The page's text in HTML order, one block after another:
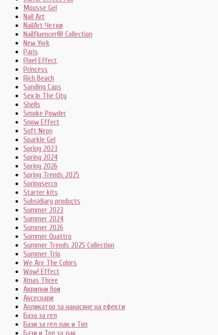
Mousse Gel
Nail Art
NailArt Четки
Nailfluencer® Collection
New York
Paris
Pixel Effect
Princess
Rich Beach
Sanding Caps
Sex In The City
Shells
Smoke Powder
Snow Effect
Soft Neon
Sparkle Gel
Spring 2023
Spring 2024
Spring 2026
Spring Trends 2025
Springsecco
Starter kits
Subsidiary products
Summer 2023
Summer 2024
Summer 2026
Summer Quattro
Summer Trends 2025 Collection
Summer Trio
We Are The Colors
Wow! Effect
Xmas Three
Акрилни бои
Аксесоари
Апликатор за нанасяне на ефекти
База за гел
Бази за гел лак и Топ
Бази и Топ за лак